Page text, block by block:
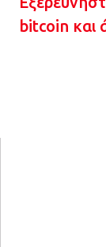
bitcoin και